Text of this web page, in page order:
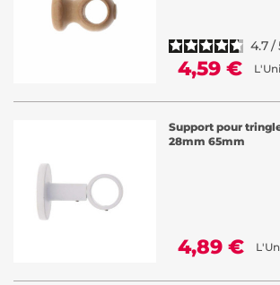
4.7/
4,59 €
Support pour
28mm 65mm
4,89 €